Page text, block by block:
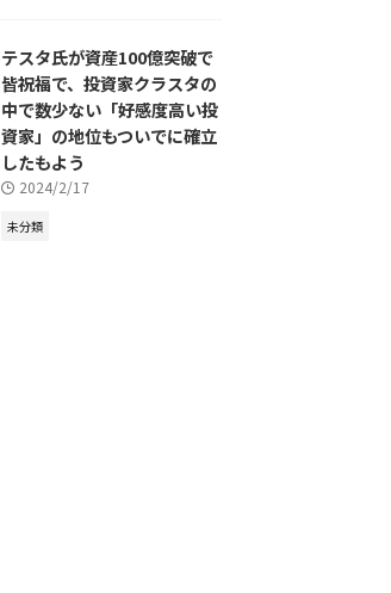
テスタ氏が資産100億突破で
皆祝福で、投資家クラスタの
中で数少ない「好感度高い投
資家」の地位もついでに確立
したもよう
2024/2/17
未分類